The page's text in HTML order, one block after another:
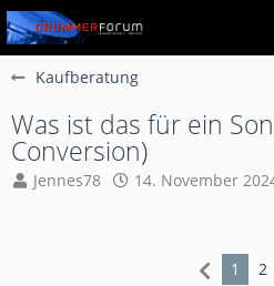
Kaufberatung
Was ist das für ein
Conversion)
Jennes78
14. November
1 2